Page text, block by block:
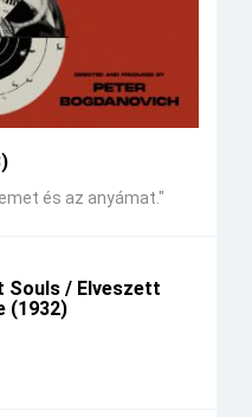
és az anyámat."
Souls / Elveszett
(1932)